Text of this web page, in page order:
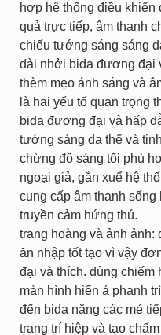
hợp hệ thống điều khiển
quả trực tiếp, âm thanh
chiếu tướng sáng sáng
dài nhởi bida đương đại
thèm mẹo ánh sáng và
là hai yếu tố quan trọng
bida đương đại và hấp
tướng sáng da thể và
chừng độ sáng tối phù
ngoại giả, gắn xuể hệ
cung cấp âm thanh
truyền cảm hứng thú.
trang hoàng và ảnh ảnh:
ăn nhập tốt tạo vì vậy
đại và thích. dùng chiếm
màn hình hiển ả phanh
đến bida năng các mẻ
trang trí hiệp và tạo